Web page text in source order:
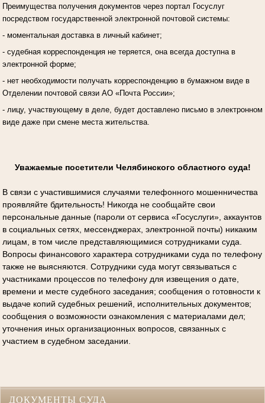
Преимущества получения документов через портал Госуслуг
посредством государственной электронной почтовой системы:
- моментальная доставка в личный кабинет;
- судебная корреспонденция не теряется, она всегда доступна в
электронной форме;
- нет необходимости получать корреспонденцию в бумажном виде в
Отделении почтовой связи АО «Почта России»;
- лицу, участвующему в деле, будет доставлено письмо в электронном
виде даже при смене места жительства.
Уважаемые посетители Челябинского областного суда!
В связи с участившимися случаями телефонного мошенничества
проявляйте бдительность! Никогда не сообщайте свои
персональные данные (пароли от сервиса «Госуслуги», аккаунтов
в социальных сетях, мессенджерах, электронной почты) никаким
лицам, в том числе представляющимися сотрудниками суда.
Вопросы финансового характера сотрудниками суда по телефону
также не выясняются. Сотрудники суда могут связываться с
участниками процессов по телефону для извещения о дате,
времени и месте судебного заседания; сообщения о готовности к
выдаче копий судебных решений, исполнительных документов;
сообщения о возможности ознакомления с материалами дел;
уточнения иных организационных вопросов, связанных с
участием в судебном заседании.
ДОКУМЕНТЫ СУДА